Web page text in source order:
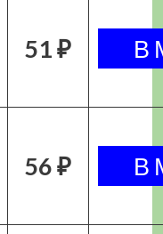
51 ₽
56 ₽